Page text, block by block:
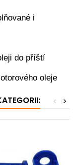
i
do příští
oleje
>
<